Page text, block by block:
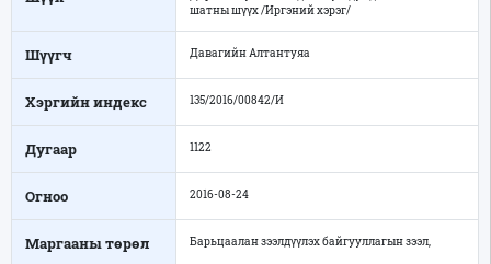
шатны шүүх /Иргэний хэрэг/
Шүүгч Давагийн Алтантуяа
Хэргийн индекс 135/2016/00842/И
Дугаар 1122
Огноо 2016-08-24
Маргааны төрөл Барьцаалан зээлдүүлэх байгууллагын зээл,